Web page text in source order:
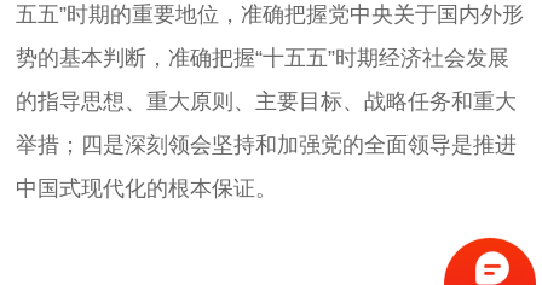
五五”时期的重要地位，准确把握党中央关于国内外形
势的基本判断，准确把握“十五五”时期经济社会发展
的指导思想、重大原则、主要目标、战略任务和重大
举措；四是深刻领会坚持和加强党的全面领导是推进